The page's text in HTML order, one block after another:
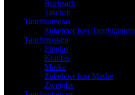
Rucksack
Taschen
Tauchkameras
Zubehoer fuer Tauchkamera
Tauchmasken
Einglas
Kombis
Maske
Zubehoer fuer Maske
Zweiglas